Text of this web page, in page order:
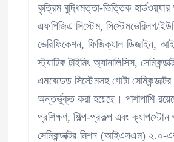
কৃত্রিম বুদ্ধিমত্তা-ভিত্তিক হার্ডওয়্যার
এফপিজিএ সিস্টেম, সিস্টেমভেরিলগ/
ভেরিফিকেশন, ফিজিক্যাল ডিজাইন,
স্ট্যাটিক টাইমিং অ্যানালিসিস,
এমবেডেড সিস্টেমসহ গোটা
অন্তর্ভুক্ত করা হয়েছে। পাশাপাশি
প্রশিক্ষণ, শিল্প-প্রকল্প এবং ক্যাপস্টোন
সেমিকন্ডাক্টর মিশন (আইএসএম) ২.০-